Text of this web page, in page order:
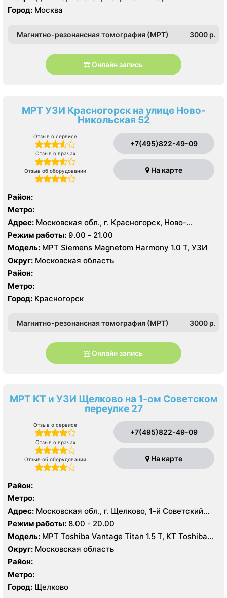
Город: Москва
Магнитно-резонансная томография (МРТ) 3000 p.
Онлайн запись
МРТ УЗИ Красногорск на улице Ново-
Никольская 52
Отзыв о сервисе
Отзыв о врачах
Отзыв об оборудовании
+7(495)822-49-09
На карте
Район:
Метро:
Адрес: Московская обл., г. Красногорск, Ново-
Никольская ул., 52
Режим работы: 9.00 - 21.00
Модель: МРТ Siemens Magnetom Harmony 1.0 Т, УЗИ
Округ: Московская область
Район:
Метро:
Город: Красногорск
Магнитно-резонансная томография (МРТ) 3000 p.
Онлайн запись
МРТ КТ и УЗИ Щелково на 1-ом Советском
переулке 27
Отзыв о сервисе
Отзыв о врачах
Отзыв об оборудовании
+7(495)822-49-09
На карте
Район:
Метро:
Адрес: Московская обл., г. Щелково, 1-й Советский
пер., 27
Режим работы: 8.00 - 20.00
Модель: МРТ Toshiba Vantage Titan 1.5 Т, КТ Toshiba
Aquilion Prime CXL 64 среза, УЗИ Toshiba Aplio 500
Округ: Московская область
Район:
Метро:
Город: Щелково